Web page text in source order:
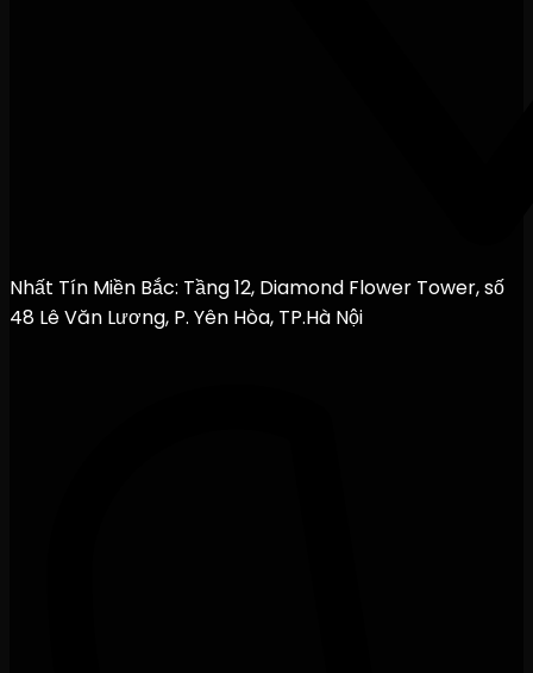
Nhất Tín Miền Bắc: Tầng 12, Diamond Flower Tower, số
48 Lê Văn Lương, P. Yên Hòa, TP.Hà Nội